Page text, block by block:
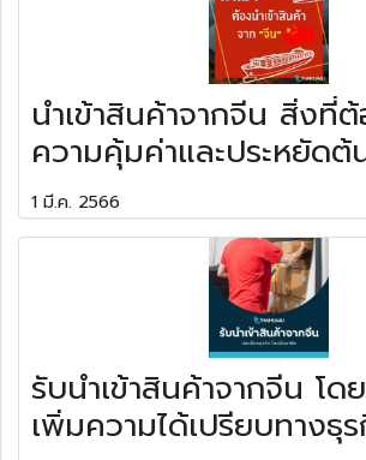
นำเข้าสินค้าจากจีน สิ่งที่
ความคุ้มค่าและประหยัด
1 มี.ค. 2566
รับนำเข้าสินค้าจากจีน โ
เพิ่มความได้เปรียบทางธุ